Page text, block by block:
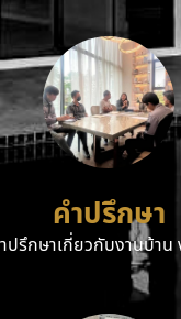
คำปรึกษา
ปรึกษาเกี่ยวกับงานบ้าน